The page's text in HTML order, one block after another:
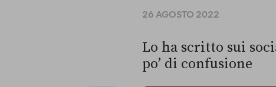
26 AGOSTO 2022
Lo ha scritto sui
po’ di confusione